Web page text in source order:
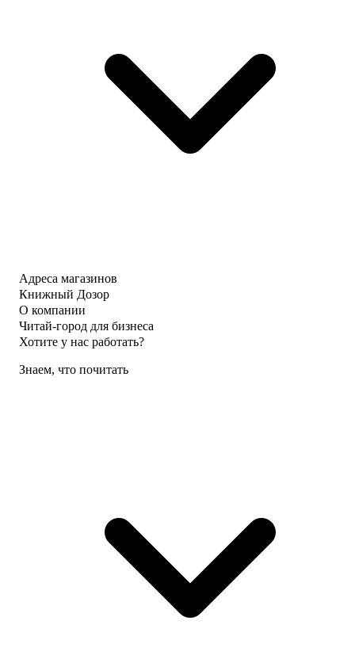
Адреса магазинов
Книжный Дозор
О компании
Читай-город для бизнеса
Хотите у нас работать?
Знаем, что почитать